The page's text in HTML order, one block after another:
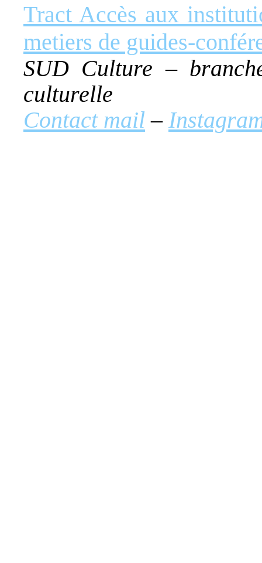
Tract Accès aux
metiers de guides-
SUD Culture –
culturelle
Contact mail –